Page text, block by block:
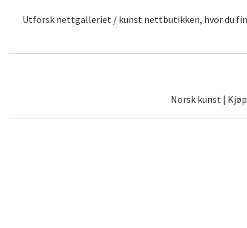
Utforsk nettgalleriet / kunst nettbutikken, hvor du
Norsk kunst |